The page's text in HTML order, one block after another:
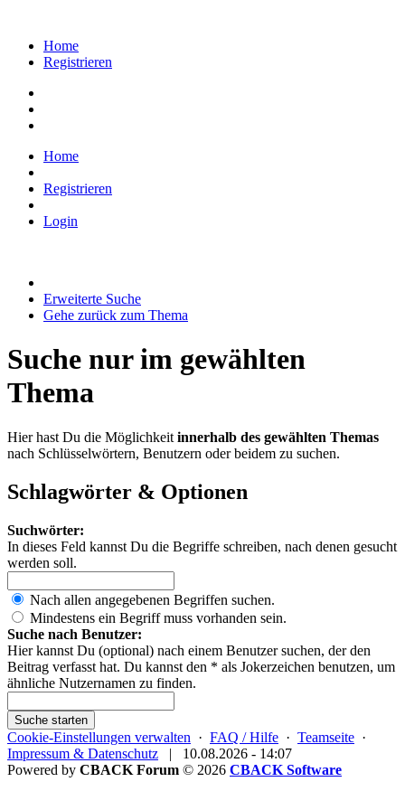
Home
Registrieren
Home
Registrieren
Login
Erweiterte Suche
Gehe zurück zum Thema
Suche nur im gewählten
Thema
Hier hast Du die Möglichkeit innerhalb des gewählten Themas
nach Schlüsselwörtern, Benutzern oder beidem zu suchen.
Schlagwörter & Optionen
Suchwörter:
In dieses Feld kannst Du die Begriffe schreiben, nach denen gesucht
werden soll.
Nach allen angegebenen Begriffen suchen.
Mindestens ein Begriff muss vorhanden sein.
Suche nach Benutzer:
Hier kannst Du (optional) nach einem Benutzer suchen, der den
Beitrag verfasst hat. Du kannst den * als Jokerzeichen benutzen, um
ähnliche Nutzernamen zu finden.
Suche starten
Cookie-Einstellungen verwalten · FAQ / Hilfe · Teamseite ·
Impressum & Datenschutz |
10.08.2026 - 14:07
Powered by CBACK Forum © 2026 CBACK Software